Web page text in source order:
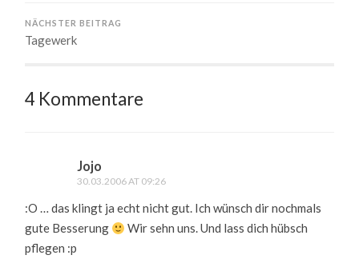
NÄCHSTER BEITRAG
Tagewerk
4 Kommentare
Jojo
30.03.2006 AT 09:26
:O … das klingt ja echt nicht gut. Ich wünsch dir nochmals
gute Besserung
Wir sehn uns. Und lass dich hübsch
pflegen :p